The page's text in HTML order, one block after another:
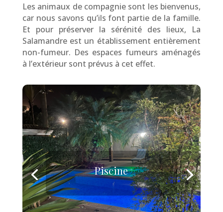
Les animaux de compagnie sont les bienvenus,
car nous savons qu’ils font partie de la famille.
Et pour préserver la sérénité des lieux, La
Salamandre est un établissement entièrement
non-fumeur. Des espaces fumeurs aménagés
à l’extérieur sont prévus à cet effet.
Piscine